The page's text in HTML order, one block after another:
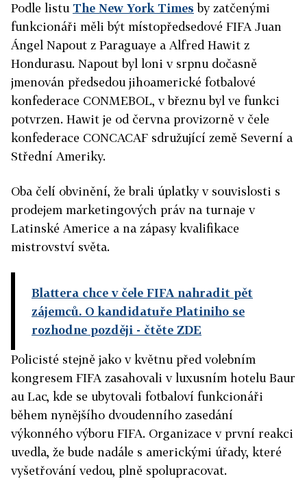
Podle listu The New York Times by zatčenými
funkcionáři měli být místopředsedové FIFA Juan
Ángel Napout z Paraguaye a Alfred Hawit z
Hondurasu. Napout byl loni v srpnu dočasně
jmenován předsedou jihoamerické fotbalové
konfederace CONMEBOL, v březnu byl ve funkci
potvrzen. Hawit je od června provizorně v čele
konfederace CONCACAF sdružující země Severní a
Střední Ameriky.
Oba čelí obvinění, že brali úplatky v souvislosti s
prodejem marketingových práv na turnaje v
Latinské Americe a na zápasy kvalifikace
mistrovství světa.
Blattera chce v čele FIFA nahradit pět
zájemců. O kandidatuře Platiniho se
rozhodne později - čtěte ZDE
Policisté stejně jako v květnu před volebním
kongresem FIFA zasahovali v luxusním hotelu Baur
au Lac, kde se ubytovali fotbaloví funkcionáři
během nynějšího dvoudenního zasedání
výkonného výboru FIFA. Organizace v první reakci
uvedla, že bude nadále s americkými úřady, které
vyšetřování vedou, plně spolupracovat.